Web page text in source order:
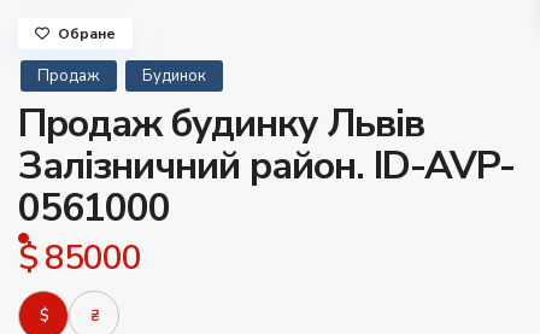
Продаж Будинок
Продаж будинку Львів
Залізничний район. ID-AVP-
0561000
$ 85000
$ ₴
Обране